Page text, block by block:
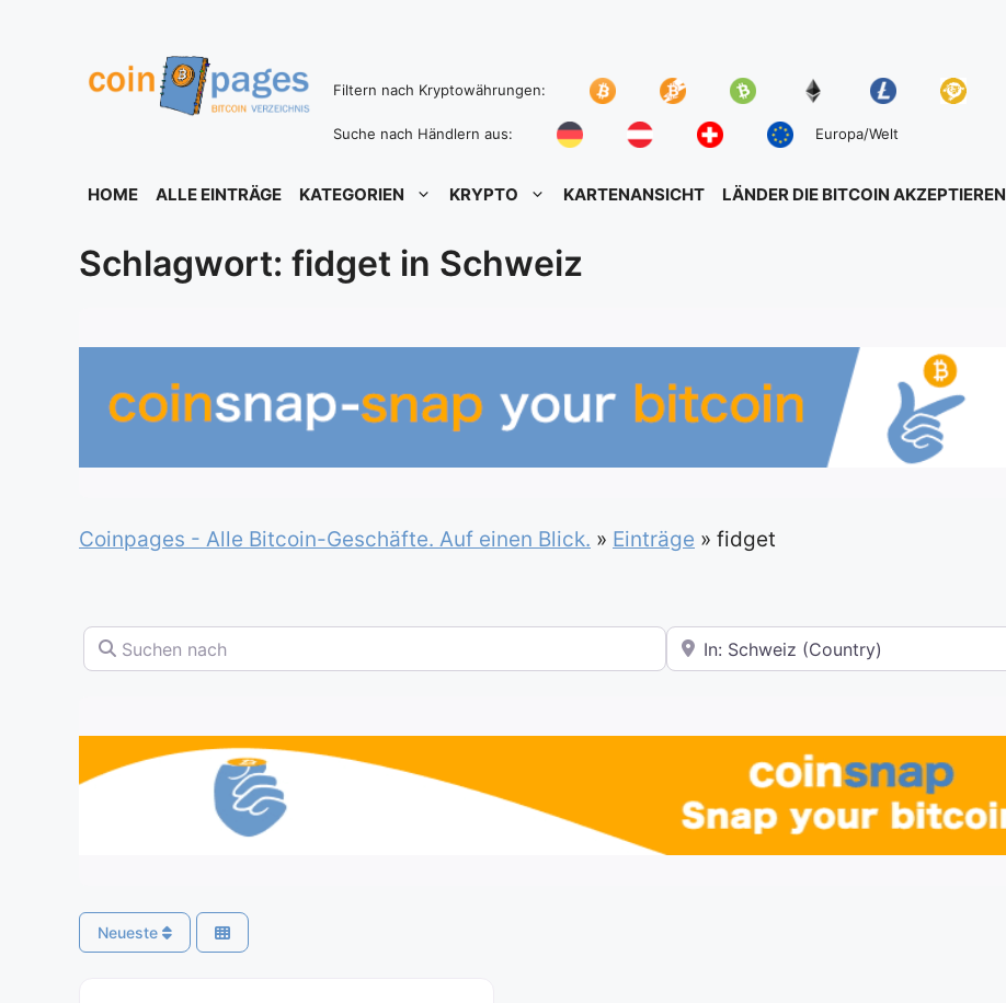
Filtern nach Kryptowährungen:
Suche nach Händlern aus: Europa/Welt
HOME ALLE EINTRÄGE KATEGORIEN KRYPTO KARTENANSICHT LÄNDER DIE BITCOIN AKZEPTIEREN
Schlagwort: fidget in Schweiz
Coinpages - Alle Bitcoin-Geschäfte. Auf einen Blick. » Einträge » fidget
Suchen nach In der Nähe
Neueste